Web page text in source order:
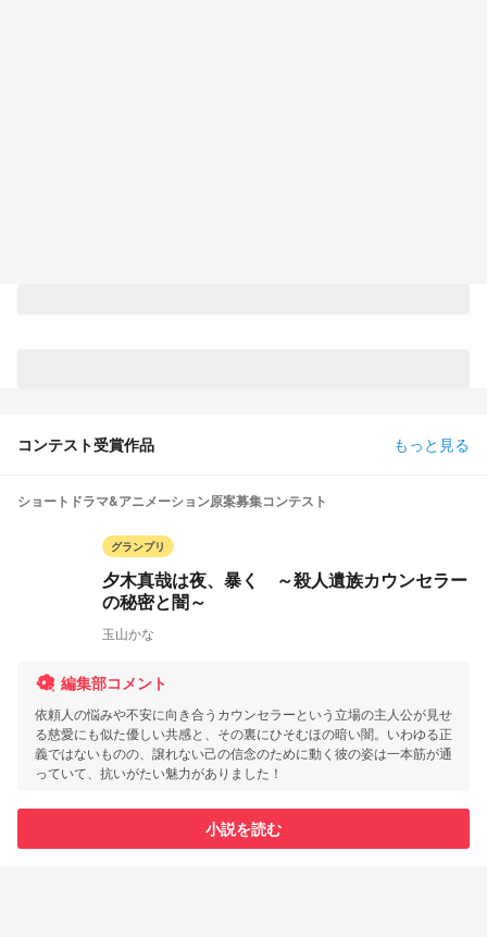
コンテスト受賞作品 もっと見る
ショートドラマ&アニメーション原案募集コンテスト
グランプリ
夕木真哉は夜、暴く ～殺人遺族カウンセラー
の秘密と闇～
玉山かな
編集部コメント
依頼人の悩みや不安に向き合うカウンセラーという立場の主人公が見せ
る慈愛にも似た優しい共感と、その裏にひそむほの暗い闇。いわゆる正
義ではないものの、譲れない己の信念のために動く彼の姿は一本筋が通
っていて、抗いがたい魅力がありました！
小説を読む